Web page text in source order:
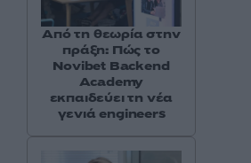
Από τη θεωρία στην
πράξη: Πώς το
Novibet Backend
Academy
εκπαιδεύει τη νέα
γενιά engineers